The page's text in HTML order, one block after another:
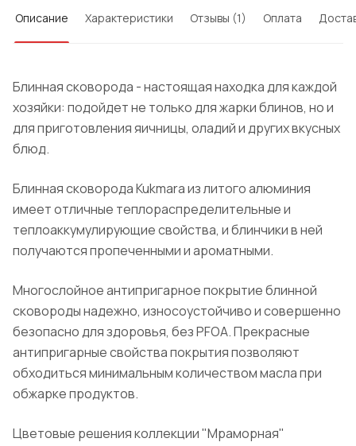
Описание Характеристики Отзывы (1) Оплата
Блинная сковорода - настоящая находка для каждой
хозяйки: подойдет не только для жарки блинов, но и
для приготовления яичницы, оладий и других вкусных
блюд.
Блинная сковорода Kukmara из литого алюминия
имеет отличные теплораспределительные и
теплоаккумулирующие свойства, и блинчики в ней
получаются пропеченными и ароматными.
Многослойное антипригарное покрытие блинной
сковороды надежно, износоустойчиво и совершенно
безопасно для здоровья, без PFOA. Прекрасные
антипригарные свойства покрытия позволяют
обходиться минимальным количеством масла при
обжарке продуктов.
Цветовые решения коллекции "Мраморная"